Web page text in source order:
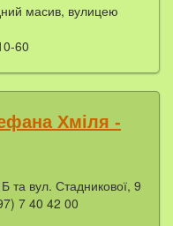
масив, вулицею
60
Хміля -
та вул. Стадникової, 9
7 40 42 00